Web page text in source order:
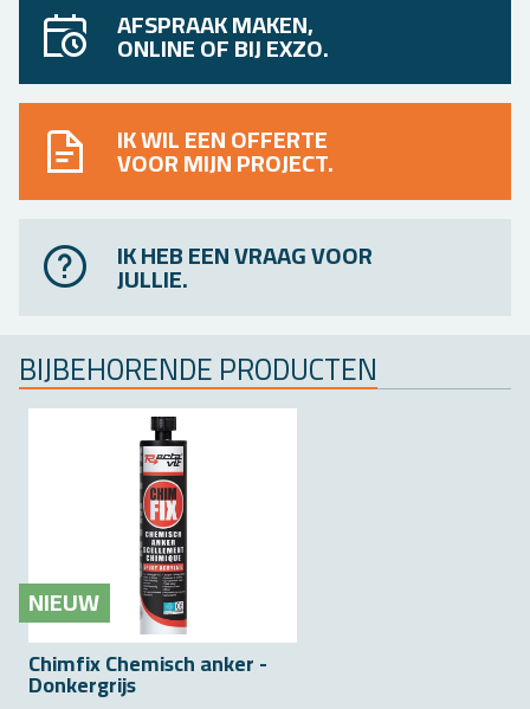
AFSPRAAK MAKEN,
ONLINE OF BIJ EXZO.
IK WIL EEN OFFERTE
VOOR MIJN PROJECT.
IK HEB EEN VRAAG VOOR
JULLIE.
BIJ­BE­HO­REN­DE PRO­DUC­TEN
NIEUW
Chim­fix Che­misch anker -
Don­ker­grijs